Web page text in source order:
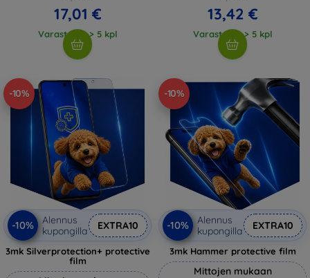
17,01 €
Varastossa > 5 kpl
13,42 €
Varastossa > 5 kpl
-10%
-10%
Alennus
kupongilla
EXTRA10
3mk Silverprotection+ protective
film
-10%
-10%
Alennus
kupongilla
EXTRA10
3mk Hammer protective film
Mittojen mukaan